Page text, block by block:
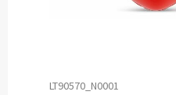
LT90570_N0001